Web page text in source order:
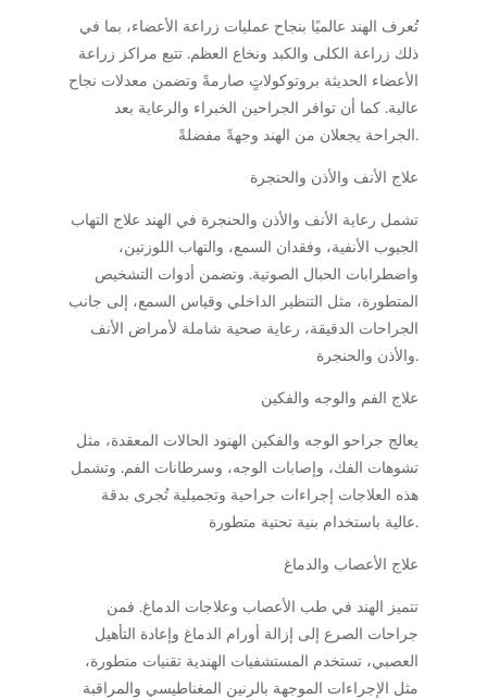
تُعرف الهند عالميًا بنجاح عمليات زراعة الأعضاء، بما في
ذلك زراعة الكلى والكبد ونخاع العظم. تتبع مراكز زراعة
الأعضاء الحديثة بروتوكولاتٍ صارمةً وتضمن معدلات نجاح
عالية. كما أن توافر الجراحين الخبراء والرعاية بعد
الجراحة يجعلان من الهند وجهةً مفضلةً.
علاج الأنف والأذن والحنجرة
تشمل رعاية الأنف والأذن والحنجرة في الهند علاج التهاب
الجيوب الأنفية، وفقدان السمع، والتهاب اللوزتين،
واضطرابات الحبال الصوتية. وتضمن أدوات التشخيص
المتطورة، مثل التنظير الداخلي وقياس السمع، إلى جانب
الجراحات الدقيقة، رعاية صحية شاملة لأمراض الأنف
والأذن والحنجرة.
علاج الفم والوجه والفكين
يعالج جراحو الوجه والفكين الهنود الحالات المعقدة، مثل
تشوهات الفك، وإصابات الوجه، وسرطانات الفم. وتشمل
هذه العلاجات إجراءات جراحية وتجميلية تُجرى بدقة
عالية باستخدام بنية تحتية متطورة.
علاج الأعصاب والدماغ
تتميز الهند في طب الأعصاب وعلاجات الدماغ. فمن
جراحات الصرع إلى إزالة أورام الدماغ وإعادة التأهيل
العصبي، تستخدم المستشفيات الهندية تقنيات متطورة،
مثل الإجراءات الموجهة بالرنين المغناطيسي والمراقبة